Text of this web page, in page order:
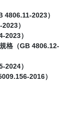
2023）
）
）
格（GB 4806.12-
）
2016）